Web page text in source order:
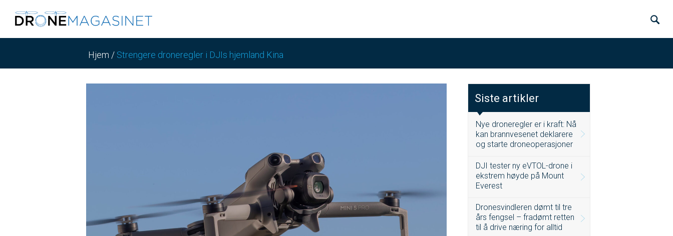
Hjem / Strengere droneregler i DJIs hjemland Kina
Siste artikler
Nye droneregler er i kraft: Nå
kan brannvesenet deklarere
og starte droneoperasjoner
DJI tester ny eVTOL-drone i
ekstrem høyde på Mount
Everest
Dronesvindleren dømt til tre
års fengsel – fradømt retten
til å drive næring for alltid